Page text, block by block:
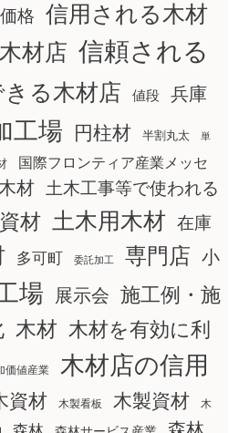
価格
信用される木材
材店 信頼される
る木材店 値段
兵庫
工場 円柱材 半割丸太 単
国際フロンティア産業メッセ
材
土木工事等で使われる
材 土木用木材 在庫
多可町 委託加工 専門店 小
場 展示会 施工例・施
木材 木材を有効に利
価値産業 木材店の信用
資材 木製看板 木製資材 木